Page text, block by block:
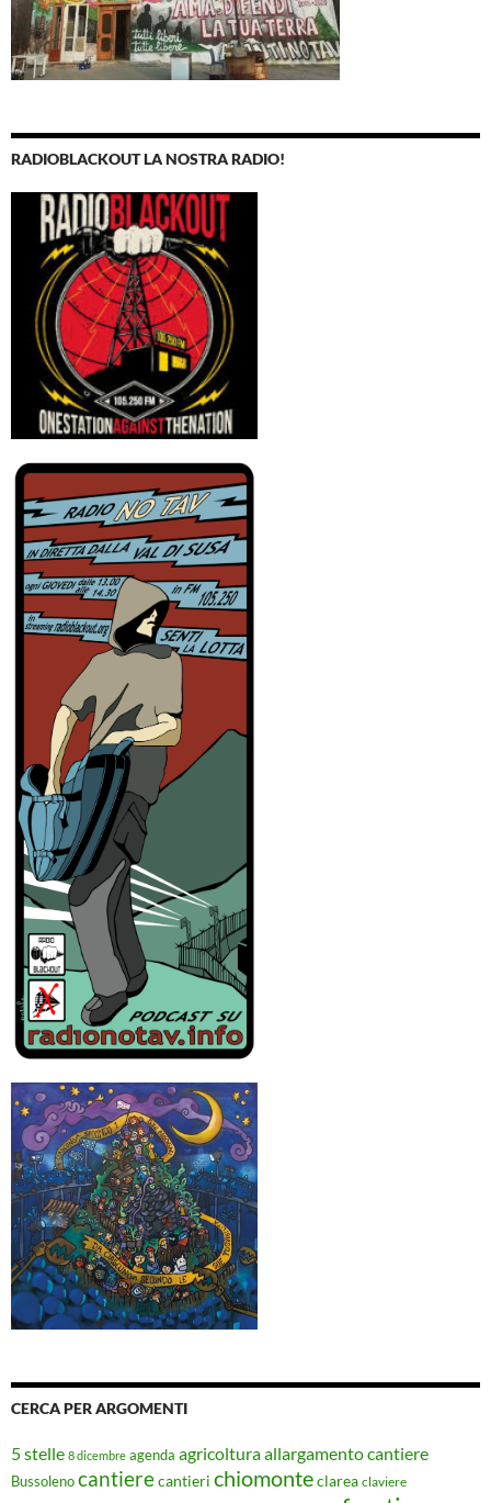
RADIOBLACKOUT LA NOSTRA RADIO!
CERCA PER ARGOMENTI
5 stelle 8 dicembre agenda agricolturaallargamento cantiere
Bussolenocantierecantieri chiomonteclarea claviere